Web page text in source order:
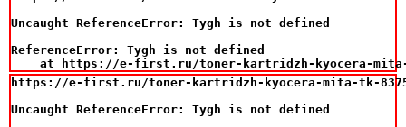
Uncaught ReferenceError: Tygh is not defined
ReferenceError: Tygh is not defined
at https://e-first.ru/toner-kartridzh-kyocera-
https://e-first.ru/toner-kartridzh-kyocera-mita-tk-
Uncaught ReferenceError: Tygh is not defined